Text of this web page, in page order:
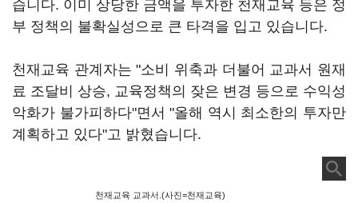
습니다. 이미 상당한 금액을 투자한 천재교육 등은 정
부 정책의 불확실성으로 큰 타격을 입고 있습니다.
천재교육 관계자는 "소비 위축과 더불어 교과서 원재
료 조달비 상승, 교육정책의 잦은 변경 등으로 수익성
악화가 불가피하다"면서 "올해 역시 최소한의 투자만
계획하고 있다"고 밝혔습니다.
천재교육 교과서.(사진=천재교육)